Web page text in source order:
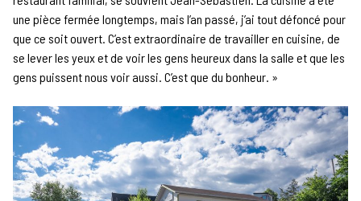
une pièce fermée longtemps, mais l’an passé, j’ai tout défoncé pour
que ce soit ouvert. C’est extraordinaire de travailler en cuisine, de
se lever les yeux et de voir les gens heureux dans la salle et que les
gens puissent nous voir aussi. C’est que du bonheur. »